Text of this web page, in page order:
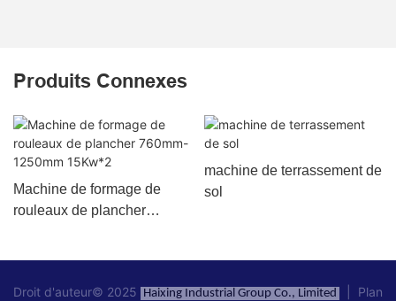
Produits Connexes
Machine de formage de
rouleaux de plancher
machine de terrassement de
sol
Droit d'auteur© 2025 Haixing Industrial Group Co., Limited Plan